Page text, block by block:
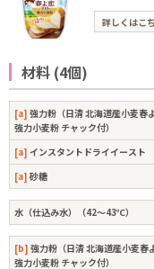
詳しくはこ
材料 (4個)
[a] 強力粉（日清 北海道産小麦春
強力小麦粉 チャック付）
[a] インスタントドライイースト
[a] 砂糖
水（仕込み水）（42～43℃）
[b] 強力粉（日清 北海道産小麦春
強力小麦粉 チャック付）